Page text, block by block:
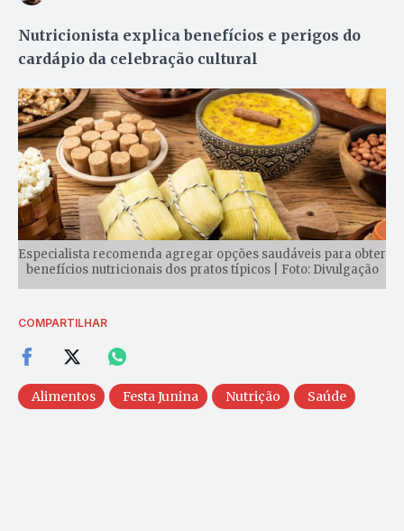
Nutricionista explica benefícios e perigos do
cardápio da celebração cultural
Especialista recomenda agregar opções saudáveis para obter
benefícios nutricionais dos pratos típicos | Foto: Divulgação
COMPARTILHAR
Alimentos Festa Junina Nutrição Saúde